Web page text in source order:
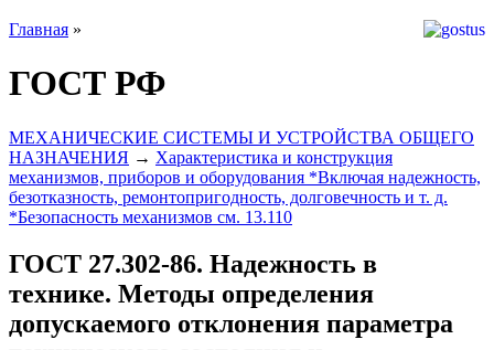
Главная »
ГОСТ РФ
МЕХАНИЧЕСКИЕ СИСТЕМЫ И УСТРОЙСТВА ОБЩЕГО
НАЗНАЧЕНИЯ → Характеристика и конструкция
механизмов, приборов и оборудования *Включая надежность,
безотказность, ремонтопригодность, долговечность и т. д.
*Безопасность механизмов см. 13.110
ГОСТ 27.302-86. Надежность в
технике. Методы определения
допускаемого отклонения параметра